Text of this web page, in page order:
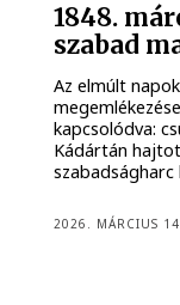
1848.
szabad
Az elmúlt
kapcsolódva:
Kádártán
szabadságharc
2026. MÁRCIUS